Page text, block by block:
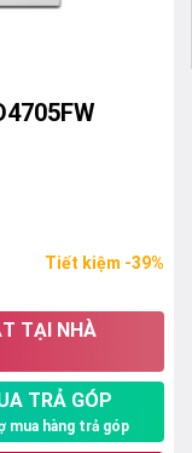
Tiết kiệm -39%
TẠI NHÀ
TRẢ GÓP
mua hàng trả góp